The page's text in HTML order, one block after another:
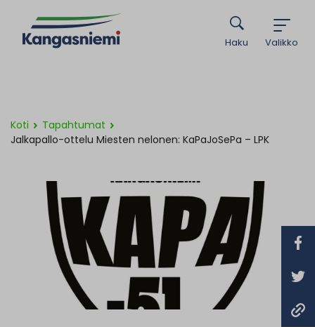
Valikko
Haku
Koti
Tapahtumat
Jalkapallo-ottelu Miesten nelonen: KaPaJoSePa – LPK